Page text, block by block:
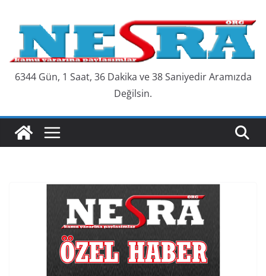
content
6344 Gün, 1 Saat, 36 Dakika ve 38 Saniyedir Aramızda
Değilsin.